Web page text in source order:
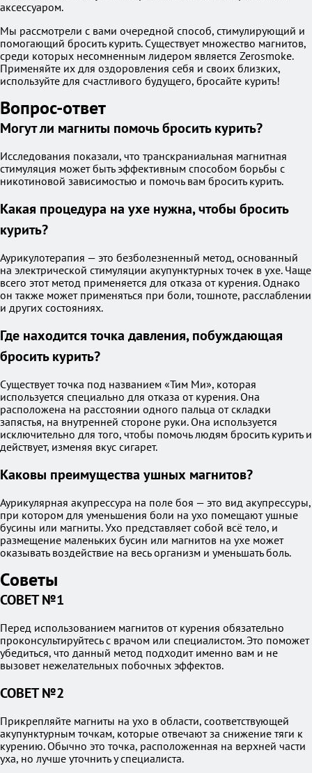
аксессуаром.
Мы рассмотрели с вами очередной способ, стимулирующий и
помогающий бросить курить. Существует множество магнитов,
среди которых несомненным лидером является Zerosmoke.
Применяйте их для оздоровления себя и своих близких,
используйте для счастливого будущего, бросайте курить!
Вопрос-ответ
Могут ли магниты помочь бросить курить?
Исследования показали, что транскраниальная магнитная
стимуляция может быть эффективным способом борьбы с
никотиновой зависимостью и помочь вам бросить курить.
Какая процедура на ухе нужна, чтобы бросить
курить?
Аурикулотерапия — это безболезненный метод, основанный
на электрической стимуляции акупунктурных точек в ухе. Чаще
всего этот метод применяется для отказа от курения. Однако
он также может применяться при боли, тошноте, расслаблении
и других состояниях.
Где находится точка давления, побуждающая
бросить курить?
Существует точка под названием «Тим Ми», которая
используется специально для отказа от курения. Она
расположена на расстоянии одного пальца от складки
запястья, на внутренней стороне руки. Она используется
исключительно для того, чтобы помочь людям бросить курить и
действует, изменяя вкус сигарет.
Каковы преимущества ушных магнитов?
Аурикулярная акупрессура на поле боя — это вид акупрессуры,
при котором для уменьшения боли на ухо помещают ушные
бусины или магниты. Ухо представляет собой всё тело, и
размещение маленьких бусин или магнитов на ухе может
оказывать воздействие на весь организм и уменьшать боль.
Советы
СОВЕТ №1
Перед использованием магнитов от курения обязательно
проконсультируйтесь с врачом или специалистом. Это поможет
убедиться, что данный метод подходит именно вам и не
вызовет нежелательных побочных эффектов.
СОВЕТ №2
Прикрепляйте магниты на ухо в области, соответствующей
акупунктурным точкам, которые отвечают за снижение тяги к
курению. Обычно это точка, расположенная на верхней части
уха, но лучше уточнить у специалиста.